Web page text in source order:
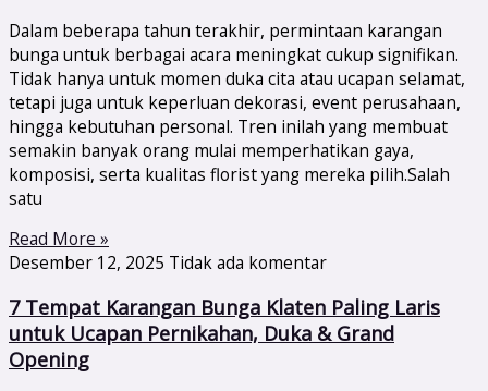
Dalam beberapa tahun terakhir, permintaan karangan
bunga untuk berbagai acara meningkat cukup signifikan.
Tidak hanya untuk momen duka cita atau ucapan selamat,
tetapi juga untuk keperluan dekorasi, event perusahaan,
hingga kebutuhan personal. Tren inilah yang membuat
semakin banyak orang mulai memperhatikan gaya,
komposisi, serta kualitas florist yang mereka pilih.Salah
satu
Read More »
Desember 12, 2025 Tidak ada komentar
7 Tempat Karangan Bunga Klaten Paling Laris
untuk Ucapan Pernikahan, Duka & Grand
Opening